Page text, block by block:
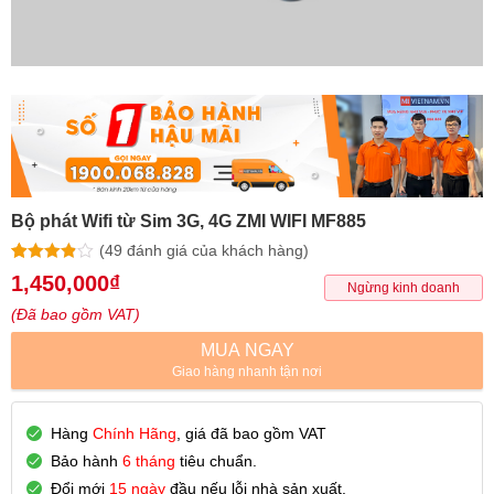
Bộ phát Wifi từ Sim 3G, 4G ZMI WIFI MF885
3.86trên
5 dựa trên
14
(49 đánh giá của khách hàng)
1,450,000₫
(Đã bao gồm VAT)
Ngừng kinh doanh
MUA NGAY
Giao hàng nhanh tận nơi
Hàng Chính Hãng, giá đã bao gồm VAT
Bảo hành 6 tháng tiêu chuẩn.
Đổi mới 15 ngày đầu nếu lỗi nhà sản xuất.